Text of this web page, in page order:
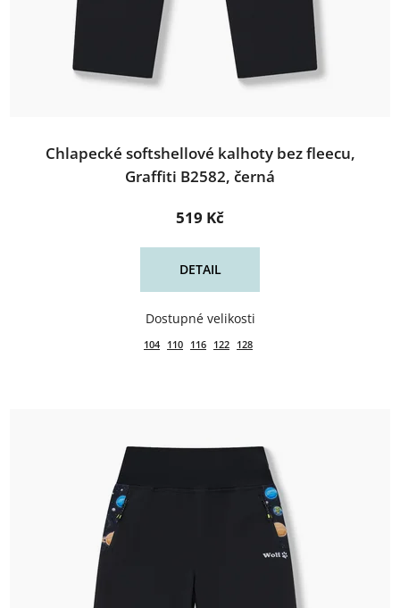
Chlapecké softshellové kalhoty bez fleecu,
Graffiti B2582, černá
519 Kč
DETAIL
104 110 116 122 128